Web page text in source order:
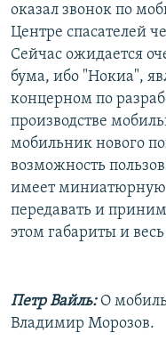
оказал звонок по
Центре спасателей
Сейчас ожидается
бума, ибо "Нокиа",
концерном по
производстве
мобильник нового
возможность
имеет миниатюрную
передавать и
этом габариты и
Петр Вайль:О
Владимир Морозов.